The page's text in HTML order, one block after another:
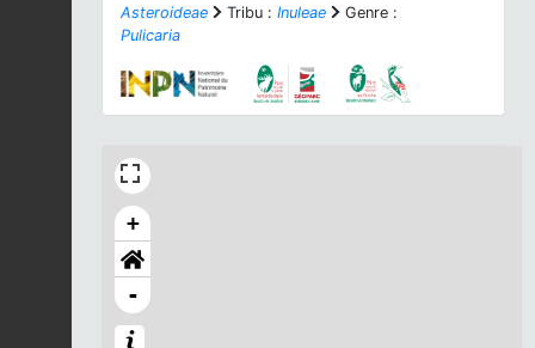
Asteroideae
Tribu : Inuleae
Genre :
Pulicaria
+
-